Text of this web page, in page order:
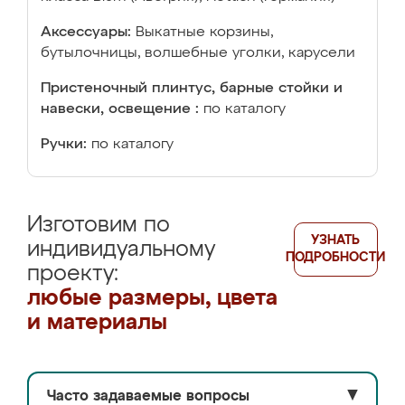
Аксессуары: Выкатные корзины,
бутылочницы, волшебные уголки, карусели
Пристеночный плинтус, барные стойки и
навески, освещение : по каталогу
Ручки: по каталогу
Изготовим по
индивидуальному
проекту:
любые размеры, цвета
и материалы
УЗНАТЬ
ПОДРОБНОСТИ
Часто задаваемые вопросы ▼